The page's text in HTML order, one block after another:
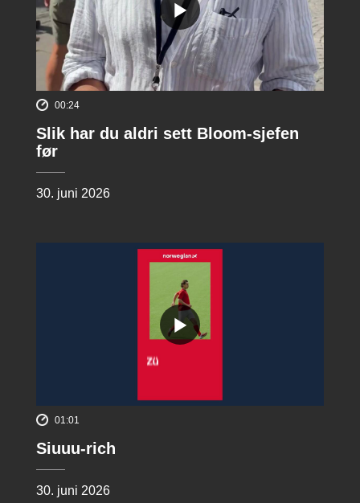
00:24
Slik har du aldri sett Bloom-sjefen
før
30. juni 2026
01:01
Siuuu-rich
30. juni 2026